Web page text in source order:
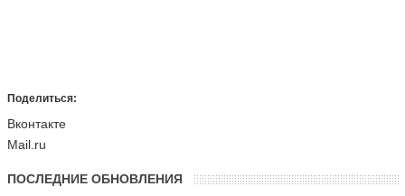
Поделиться:
Вконтакте
Mail.ru
ПОСЛЕДНИЕ ОБНОВЛЕНИЯ